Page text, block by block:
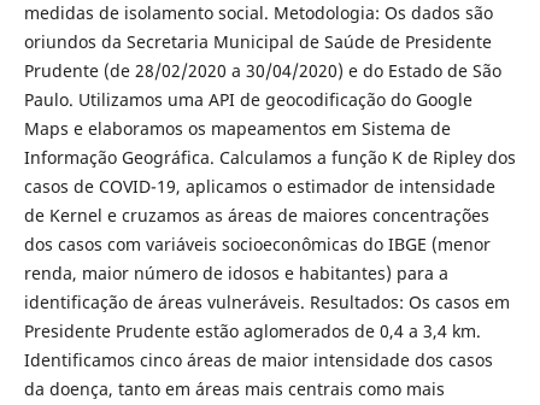
medidas de isolamento social. Metodologia: Os dados são
oriundos da Secretaria Municipal de Saúde de Presidente
Prudente (de 28/02/2020 a 30/04/2020) e do Estado de São
Paulo. Utilizamos uma API de geocodificação do Google
Maps e elaboramos os mapeamentos em Sistema de
Informação Geográfica. Calculamos a função K de Ripley dos
casos de COVID-19, aplicamos o estimador de intensidade
de Kernel e cruzamos as áreas de maiores concentrações
dos casos com variáveis socioeconômicas do IBGE (menor
renda, maior número de idosos e habitantes) para a
identificação de áreas vulneráveis. Resultados: Os casos em
Presidente Prudente estão aglomerados de 0,4 a 3,4 km.
Identificamos cinco áreas de maior intensidade dos casos
da doença, tanto em áreas mais centrais como mais